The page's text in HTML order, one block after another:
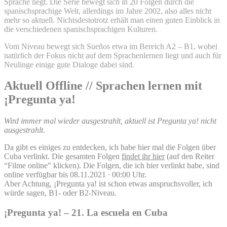
spanischsprachige Welt, allerdings im Jahre 2002, also alles nicht
mehr so aktuell. Nichtsdestotrotz erhält man einen guten Einblick in
die verschiedenen spanischsprachigen Kulturen.
Vom Niveau bewegt sich Sueños etwa im Bereich A2 – B1, wobei
natürlich der Fokus nicht auf dem Sprachenlernen liegt und auch für
Neulinge einige gute Dialoge dabei sind.
Aktuell Offline // Sprachen lernen mit
¡Pregunta ya!
Wird immer mal wieder ausgestrahlt, aktuell ist Pregunta ya! nicht
ausgestrahlt.
Da gibt es einiges zu entdecken, ich habe hier mal die Folgen über
Cuba verlinkt. Die gesamten Folgen findet ihr hier (auf den Reiter
“Filme online” klicken). Die Folgen, die ich hier verlinkt habe, sind
online verfügbar bis 08.11.2021 ∙ 00:00 Uhr.
Aber Achtung, ¡Pregunta ya! ist schon etwas anspruchsvoller, ich
würde sagen, B1- oder B2-Niveau.
¡Pregunta ya! – 21. La escuela en Cuba